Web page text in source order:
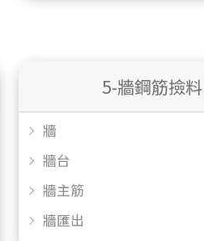
5-牆鋼筋撿料
牆
牆台
牆主筋
牆匯出